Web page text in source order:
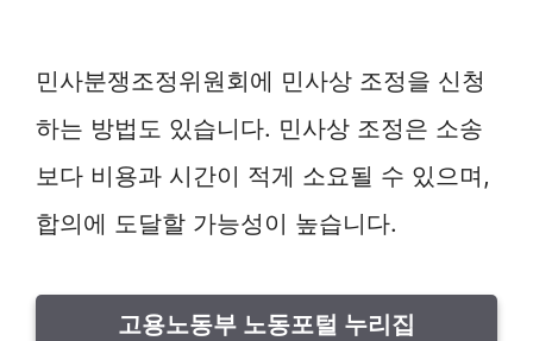
민사분쟁조정위원회에 민사상 조정을 신청
하는 방법도 있습니다. 민사상 조정은 소송
보다 비용과 시간이 적게 소요될 수 있으며,
합의에 도달할 가능성이 높습니다.
고용노동부 노동포털 누리집